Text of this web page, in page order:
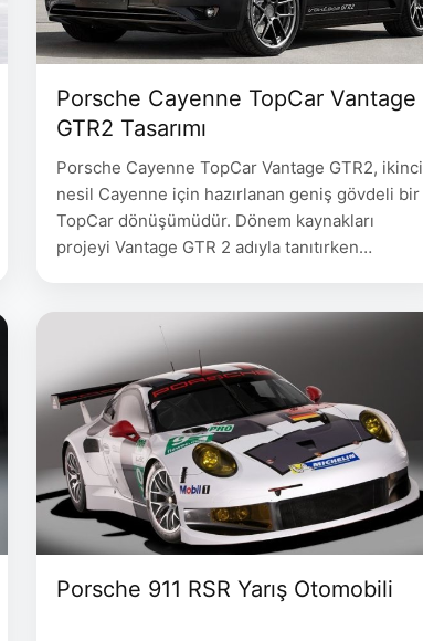
Porsche Cayenne TopCar Vantage
GTR2 Tasarımı
Porsche Cayenne TopCar Vantage GTR2, ikinci
nesil Cayenne için hazırlanan geniş gövdeli bir
TopCar dönüşümüdür. Dönem kaynakları
projeyi Vantage GTR 2 adıyla tanıtırken
Paket, fabrika çıkışlı özel seri olarak değil,
Cayenne gövdesi üzerinde uygulanan sınırlı
sayıda bir modifiye programı olarak
değerlendirilmelidir. Porsche Cayenne …
Porsche 911 RSR Yarış Otomobili